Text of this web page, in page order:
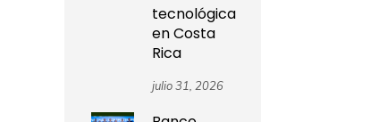
tecnológica
en Costa
Rica
julio 31, 2026